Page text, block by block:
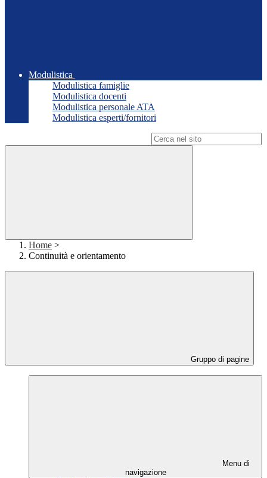
Modulistica
Modulistica famiglie
Modulistica docenti
Modulistica personale ATA
Modulistica esperti/fornitori
Home >
Continuità e orientamento
Gruppo di pagine
Menu di
navigazione